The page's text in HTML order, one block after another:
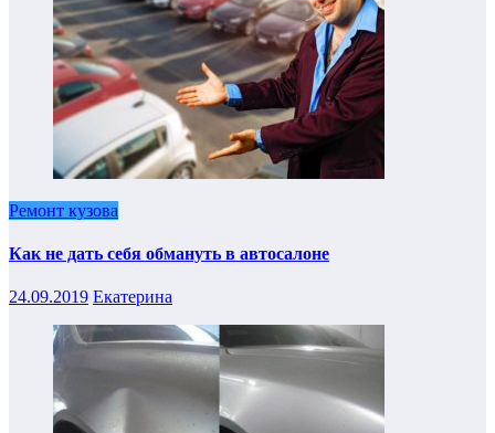
Ремонт кузова
Как не дать себя обмануть в автосалоне
24.09.2019 Екатерина